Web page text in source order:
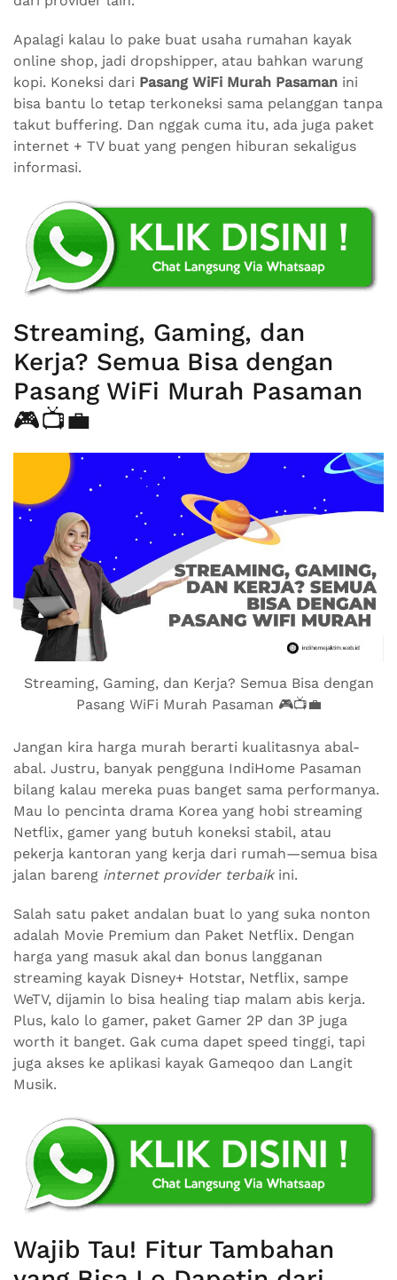
Apalagi kalau lo pake buat usaha rumahan kayak
online shop, jadi dropshipper, atau bahkan warung
kopi. Koneksi dari Pasang WiFi Murah Pasaman ini
bisa bantu lo tetap terkoneksi sama pelanggan tanpa
takut buffering. Dan nggak cuma itu, ada juga paket
internet + TV buat yang pengen hiburan sekaligus
informasi.
Streaming, Gaming, dan
Kerja? Semua Bisa dengan
Pasang WiFi Murah Pasaman
🎮📺💼
Streaming, Gaming, dan Kerja? Semua Bisa dengan
Pasang WiFi Murah Pasaman 🎮📺💼
Jangan kira harga murah berarti kualitasnya abal-
abal. Justru, banyak pengguna IndiHome Pasaman
bilang kalau mereka puas banget sama performanya.
Mau lo pencinta drama Korea yang hobi streaming
Netflix, gamer yang butuh koneksi stabil, atau
pekerja kantoran yang kerja dari rumah—semua bisa
jalan bareng internet provider terbaikini.
Salah satu paket andalan buat lo yang suka nonton
adalah Movie Premium dan Paket Netflix. Dengan
harga yang masuk akal dan bonus langganan
streaming kayak Disney+ Hotstar, Netflix, sampe
WeTV, dijamin lo bisa healing tiap malam abis kerja.
Plus, kalo lo gamer, paket Gamer 2P dan 3P juga
worth it banget. Gak cuma dapet speed tinggi, tapi
juga akses ke aplikasi kayak Gameqoo dan Langit
Musik.
Wajib Tau! Fitur Tambahan